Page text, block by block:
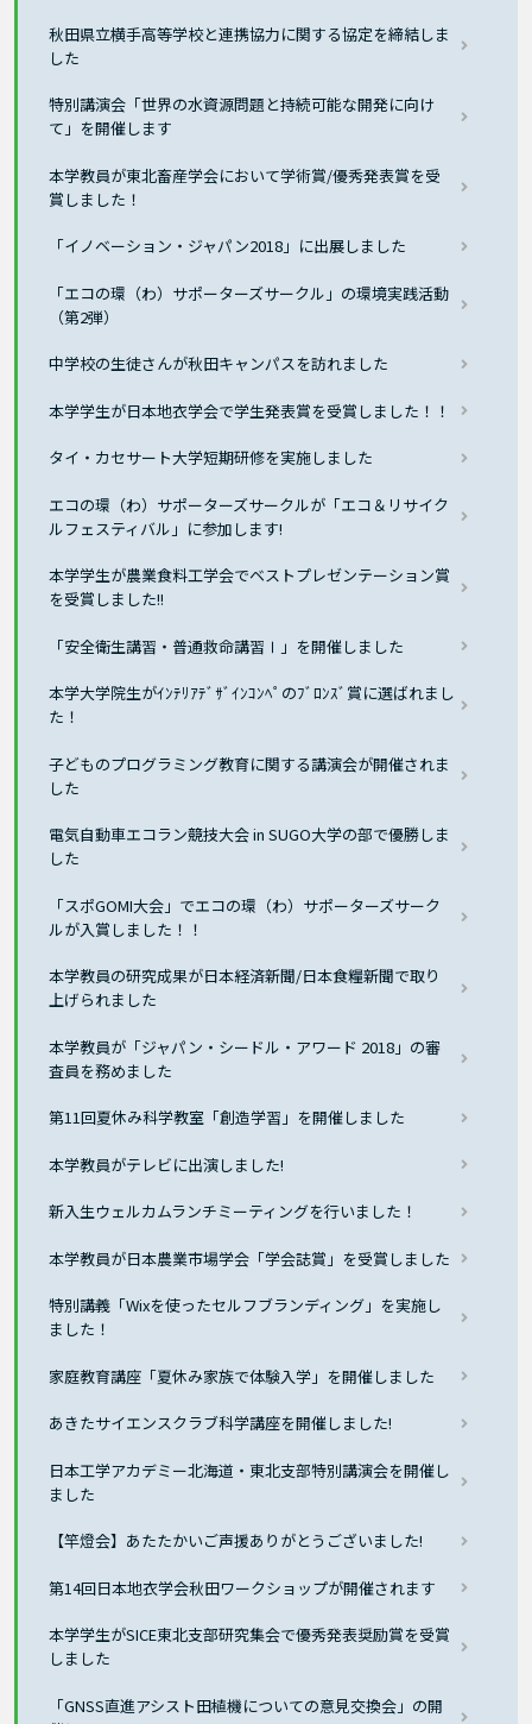
秋田県立横手高等学校と連携協力に関する協定を締結しま
した
特別講演会「世界の水資源問題と持続可能な開発に向け
て」を開催します
本学教員が東北畜産学会において学術賞/優秀発表賞を受
賞しました！
「イノベーション・ジャパン2018」に出展しました
「エコの環（わ）サポーターズサークル」の環境実践活動
（第2弾）
中学校の生徒さんが秋田キャンパスを訪れました
本学学生が日本地衣学会で学生発表賞を受賞しました！！
タイ・カセサート大学短期研修を実施しました
エコの環（わ）サポーターズサークルが「エコ＆リサイク
ルフェスティバル」に参加します!
本学学生が農業食料工学会でベストプレゼンテーション賞
を受賞しました!!
「安全衛生講習・普通救命講習Ⅰ」を開催しました
本学大学院生がｲﾝﾃﾘｱﾃﾞｻﾞｲﾝｺﾝﾍﾟのﾌﾞﾛﾝｽﾞ賞に選ばれまし
た！
子どものプログラミング教育に関する講演会が開催されま
した
電気自動車エコラン競技大会 in SUGO大学の部で優勝しま
した
「スポGOMI大会」でエコの環（わ）サポーターズサーク
ルが入賞しました！！
本学教員の研究成果が日本経済新聞/日本食糧新聞で取り
上げられました
本学教員が「ジャパン・シードル・アワード 2018」の審
査員を務めました
第11回夏休み科学教室「創造学習」を開催しました
本学教員がテレビに出演しました!
新入生ウェルカムランチミーティングを行いました！
本学教員が日本農業市場学会「学会誌賞」を受賞しました
特別講義「Wixを使ったセルフブランディング」を実施し
ました！
家庭教育講座「夏休み家族で体験入学」を開催しました
あきたサイエンスクラブ科学講座を開催しました!
日本工学アカデミー北海道・東北支部特別講演会を開催し
ました
【竿燈会】あたたかいご声援ありがとうございました!
第14回日本地衣学会秋田ワークショップが開催されます
本学学生がSICE東北支部研究集会で優秀発表奨励賞を受賞
しました
「GNSS直進アシスト田植機についての意見交換会」の開